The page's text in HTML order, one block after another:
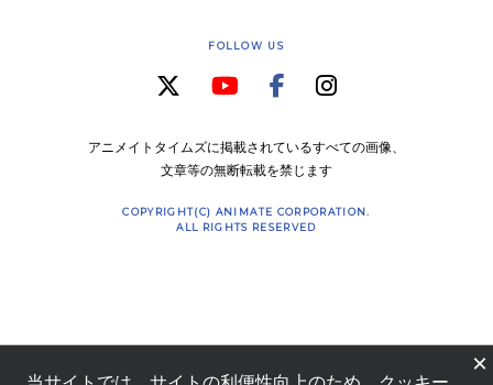
FOLLOW US
アニメイトタイムズに掲載されているすべての画像、
文章等の無断転載を禁じます
COPYRIGHT(C) ANIMATE CORPORATION.
ALL RIGHTS RESERVED
×